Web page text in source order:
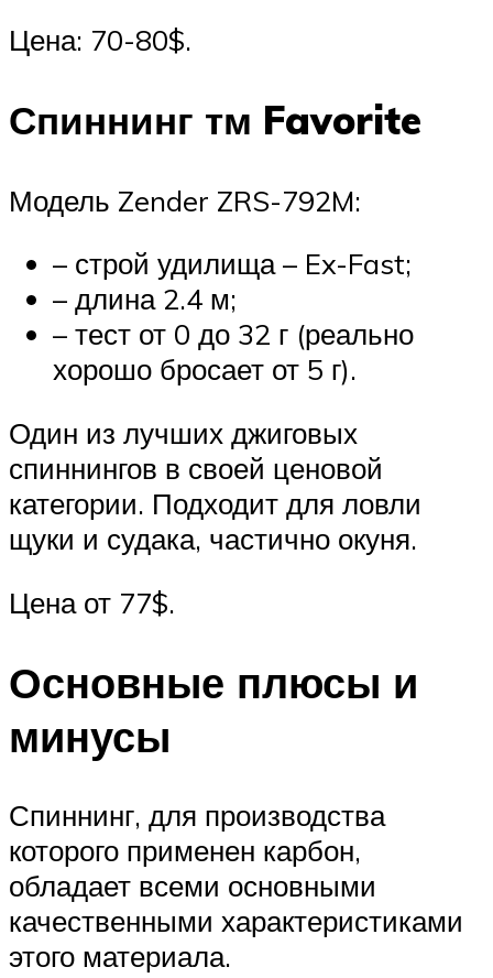
Цена: 70-80$.
Спиннинг тм Favorite
Модель Zender ZRS-792M:
– строй удилища – Ex-Fast;
– длина 2.4 м;
– тест от 0 до 32 г (реально
хорошо бросает от 5 г).
Один из лучших джиговых
спиннингов в своей ценовой
категории. Подходит для ловли
щуки и судака, частично окуня.
Цена от 77$.
Основные плюсы и
минусы
Спиннинг, для производства
которого применен карбон,
обладает всеми основными
качественными характеристиками
этого материала.